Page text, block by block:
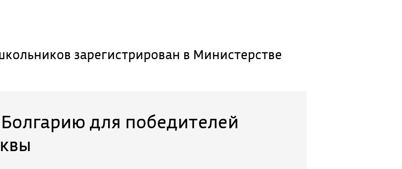
зарегистрирован в Министерстве
для победителей